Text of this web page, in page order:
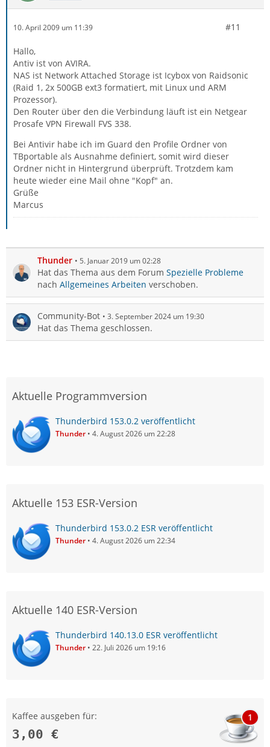
10. April 2009 um 11:39 #11
Hallo,
Antiv ist von AVIRA.
NAS ist Network Attached Storage ist Icybox von Raidsonic
(Raid 1, 2x 500GB ext3 formatiert, mit Linux und ARM
Prozessor).
Den Router über den die Verbindung läuft ist ein Netgear
Prosafe VPN Firewall FVS 338.
Bei Antivir habe ich im Guard den Profile Ordner von
TBportable als Ausnahme definiert, somit wird dieser
Ordner nicht in Hintergrund überprüft. Trotzdem kam
heute wieder eine Mail ohne "Kopf" an.
Grüße
Marcus
Thunder 5. Januar 2019 um 02:28
Hat das Thema aus dem Forum Spezielle Probleme
nach Allgemeines Arbeiten verschoben.
Community-Bot 3. September 2024 um 19:30
Hat das Thema geschlossen.
Aktuelle Programmversion
Thunderbird 153.0.2 veröffentlicht
Thunder 4. August 2026 um 22:28
Aktuelle 153 ESR-Version
Thunderbird 153.0.2 ESR veröffentlicht
Thunder 4. August 2026 um 22:34
Aktuelle 140 ESR-Version
Thunderbird 140.13.0 ESR veröffentlicht
Thunder 22. Juli 2026 um 19:16
Kaffee ausgeben für:
3,00 €
1